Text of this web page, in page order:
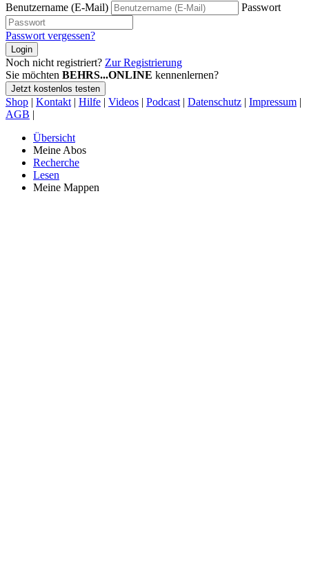
Benutzername (E-Mail) Passwort
Passwort vergessen?
Login
Noch nicht registriert? Zur Registrierung
Sie möchten BEHRS...ONLINE kennenlernen?
Jetzt kostenlos testen
Shop | Kontakt | Hilfe | Videos | Podcast | Datenschutz | Impressum |
AGB |
Übersicht
Meine Abos
Recherche
Lesen
Meine Mappen